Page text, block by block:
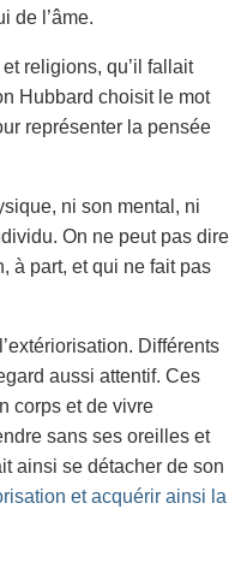
de l’âme.
religions, qu’il fallait
Hubbard choisit le mot
représenter la pensée
ni son mental, ni
On ne peut pas dire
à part, et qui ne fait pas
Différents
aussi attentif. Ces
corps et de vivre
sans ses oreilles et
ainsi se détacher de son
et acquérir ainsi la